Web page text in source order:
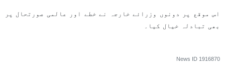
اس موقع پر دونوں وزرائے خارجہ نے خطے اور عالمی صورتحال پر
بھی تبادلہ خیال کیا۔
News ID 1916870